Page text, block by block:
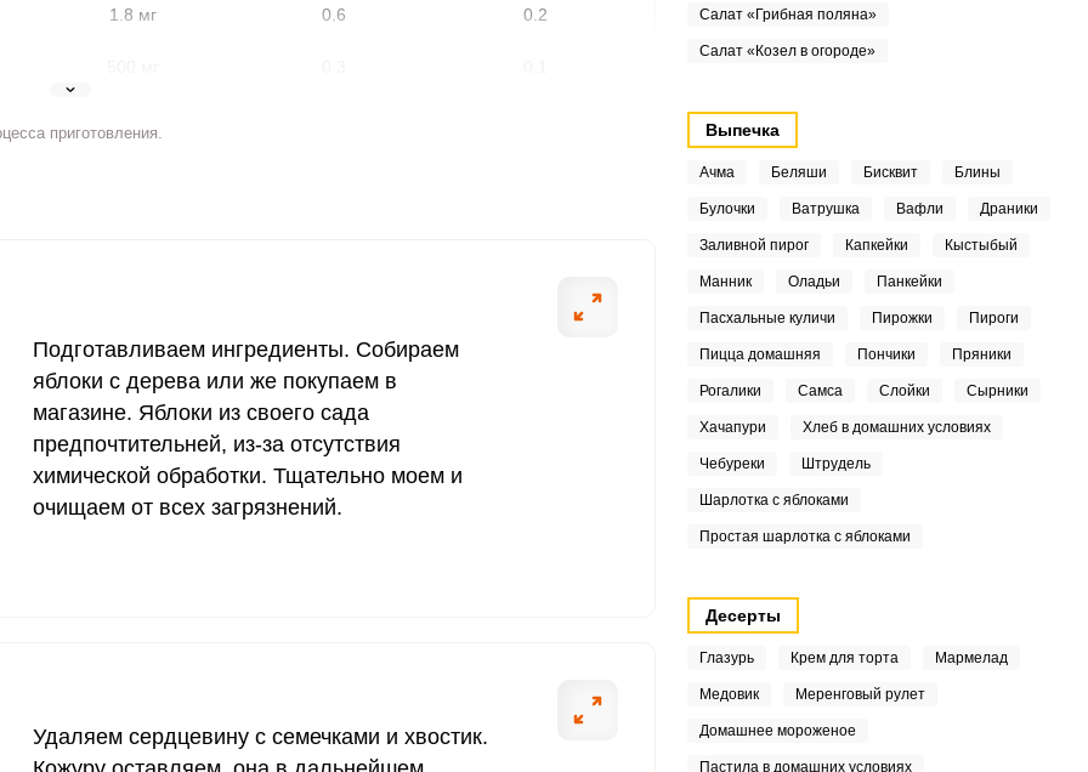
1.8 мг 0.6 0.2
10 мкг 0
50 мг 0.3
30 мг 3
приготовления.
Подготавливаем ингредиенты. Собираем
яблоки с дерева или же покупаем в
магазине. Яблоки из своего сада
предпочтительней, из-за отсутствия
химической обработки. Тщательно моем и
очищаем от всех загрязнений.
Удаляем сердцевину с семечками и хвостик.
Салат «Грибная поляна»
Салат «Козел в огороде»
Выпечка
Ачма Беляши Бисквит Блины
Булочки Ватрушка Вафли Драники
Заливной пирог Капкейки Кыстыбый
Манник Оладьи Панкейки
Пасхальные куличи Пирожки Пироги
Пицца домашняя Пончики Пряники
Рогалики Самса Слойки Сырники
Хачапури Хлеб в домашних условиях
Чебуреки Штрудель
Шарлотка с яблоками
Простая шарлотка с яблоками
Десерты
Глазурь Крем для торта Мармелад
Медовик Меренговый рулет
Домашнее мороженое
Пастила в домашних условиях
ШАГ
2 ИЗ 17